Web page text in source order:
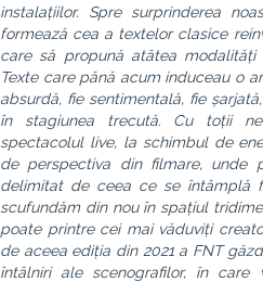
instalațiilor. Spre surprinderea
formează cea a textelor clasice
care să propună atâtea
Texte care până acum induceau o
absurdă, fie sentimentală, fie
în stagiunea trecută. Cu toții
spectacolul live, la schimbul de
de perspectiva din filmare, unde
delimitat de ceea ce se întâmplă
scufundăm din nou în spațiul
poate printre cei mai văduviți
de aceea ediția din 2021 a FNT
întâlniri ale scenografilor, în